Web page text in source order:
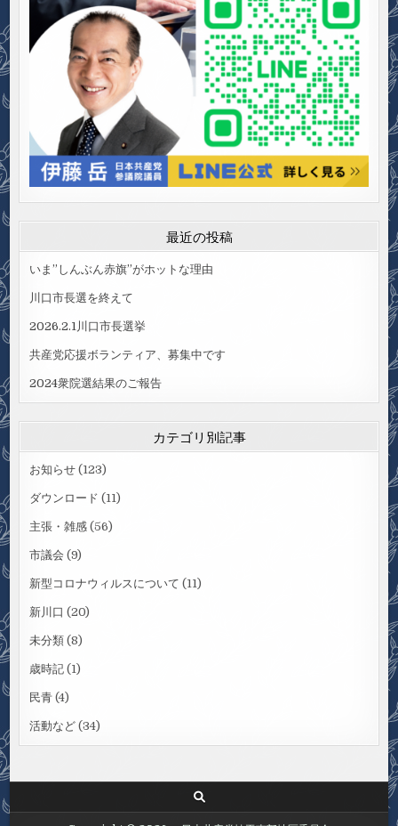
最近の投稿
いま”しんぶん赤旗”がホットな理由
川口市長選を終えて
2026.2.1川口市長選挙
共産党応援ボランティア、募集中です
2024衆院選結果のご報告
カテゴリ別記事
お知らせ (123)
ダウンロード (11)
主張・雑感 (56)
市議会 (9)
新型コロナウィルスについて (11)
新川口 (20)
未分類 (8)
歳時記 (1)
民青 (4)
活動など (34)